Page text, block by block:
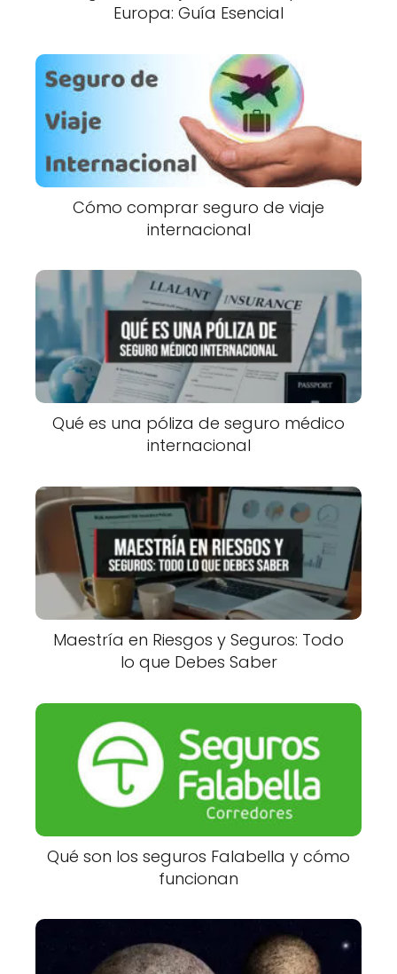
Europa: Guía Esencial
Cómo comprar seguro de viaje
internacional
Qué es una póliza de seguro médico
internacional
Maestría en Riesgos y Seguros: Todo
lo que Debes Saber
Qué son los seguros Falabella y cómo
funcionan